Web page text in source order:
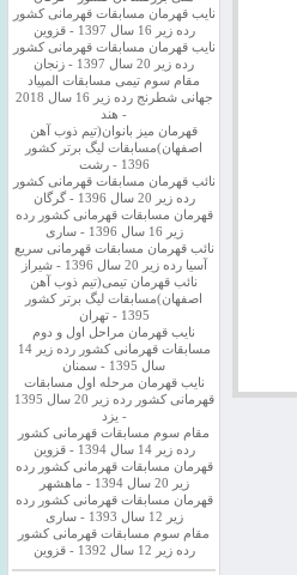
نایب قهرمان مسابقات قهرمانی کشور
رده زیر 16 سال 1397 - قزوین
نایب قهرمان مسابقات قهرمانی کشور
رده زیر 20 سال 1397 - زنجان
مقام سوم تیمی مسابقات المپیاد
جهانی شطرنج رده زیر 16 سال 2018
- هند
قهرمان میز بانوان(تیم ذوب آهن
اصفهان)مسابقات لیگ برتر کشور
1396 - رشت
نائب قهرمان مسابقات قهرمانی کشور
رده زیر 20 سال 1396 - گرگان
قهرمان مسابقات قهرمانی کشور رده
زیر 16 سال 1396 - ساری
نائب قهرمان مسابقات قهرمانی سریع
آسیا رده زیر 20 سال 1396 - شیراز
نائب قهرمان تیمی(تیم ذوب آهن
اصفهان)مسابقات لیگ برتر کشور
1395 - تهران
نایب قهرمان مراحل اول و دوم
مسابقات قهرمانی کشور رده زیر 14
سال 1395 - سمنان
نایب قهرمان مرحله اول مسابقات
قهرمانی کشور رده زیر 20 سال 1395
- یزد
مقام سوم مسابقات قهرمانی کشور
رده زیر 14 سال 1394 - قزوین
قهرمان مسابقات قهرمانی کشور رده
زیر 20 سال 1394 - ماهشهر
قهرمان مسابقات قهرمانی کشور رده
زیر 12 سال 1393 - ساری
مقام سوم مسابقات قهرمانی کشور
رده زیر 12 سال 1392 - قزوین